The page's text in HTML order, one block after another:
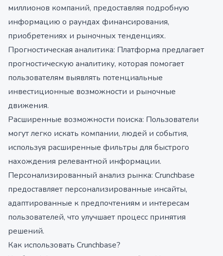
миллионов компаний, предоставляя подробную
информацию о раундах финансирования,
приобретениях и рыночных тенденциях.
Прогностическая аналитика: Платформа предлагает
прогностическую аналитику, которая помогает
пользователям выявлять потенциальные
инвестиционные возможности и рыночные
движения.
Расширенные возможности поиска: Пользователи
могут легко искать компании, людей и события,
используя расширенные фильтры для быстрого
нахождения релевантной информации.
Персонализированный анализ рынка: Crunchbase
предоставляет персонализированные инсайты,
адаптированные к предпочтениям и интересам
пользователей, что улучшает процесс принятия
решений.
Как использовать Crunchbase?